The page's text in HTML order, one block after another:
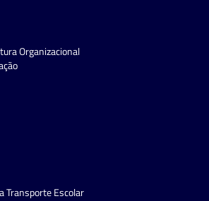
Organizacional
Transporte Escolar